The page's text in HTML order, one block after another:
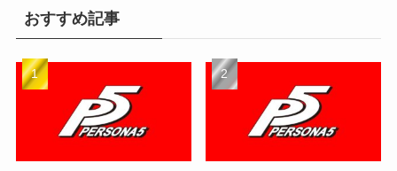
おすすめ記事